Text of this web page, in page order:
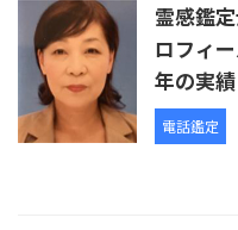
霊感鑑
ロフィ
年の実績
電話鑑定